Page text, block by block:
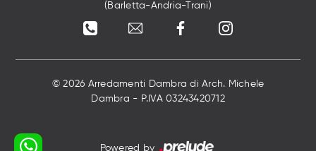
(Barletta-Andria-Trani)
© 2026 Arredamenti Dambra di Arch. Michele
Dambra - P.IVA 03243420712
Powered by